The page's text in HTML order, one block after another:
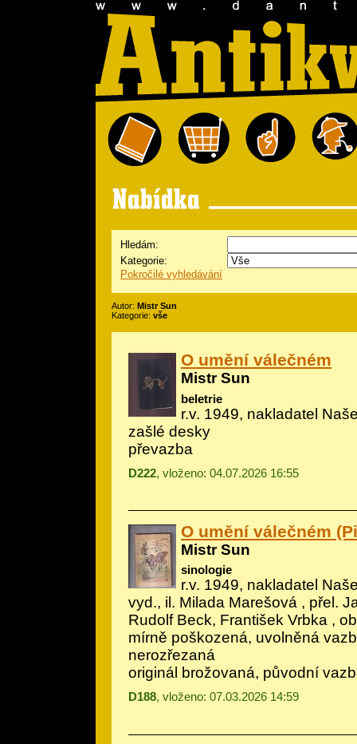
Hledám:
Kategorie:
Pokročilé vyhledávání
Autor: Mistr Sun
Kategorie: vše
O umění válečném
Mistr Sun
beletrie
r.v. 1949, nakladatel
zašlé desky
převazba
D222, vloženo: 04.07.2026 16:55
O umění válečném
Mistr Sun
sinologie
r.v. 1949, nakladatel
vyd., il. Milada Marešová , přel.
Rudolf Beck, František Vrbka ,
mírně poškozená, uvolněná
nerozřezaná
originál brožovaná, původní
D188, vloženo: 07.03.2026 14:59